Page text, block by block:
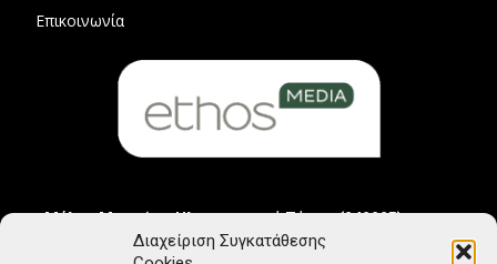
Διαχείριση Συγκατάθεσης
Επικοινωνία
Μέλος Μητρώου Ηλεκτρονικού Τύπου (242225)